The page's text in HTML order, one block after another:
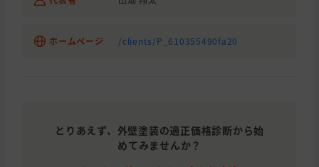
ホームページ /clients/P_610355490fa20
とりあえず、外壁塗装の適正価格診断から始
めてみませんか？